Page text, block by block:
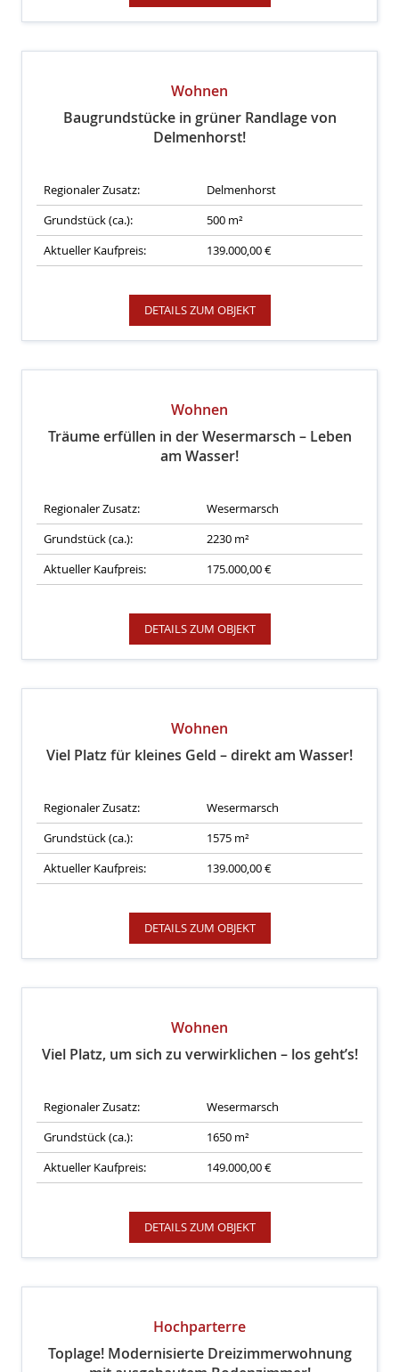
Wohnen
Baugrundstücke in grüner Randlage von
Delmenhorst!
Regionaler Zusatz:
Delmenhorst
Grundstück (ca.):
500 m²
Aktueller Kaufpreis:
139.000,00 €
DETAILS ZUM OBJEKT
Wohnen
Träume erfüllen in der Wesermarsch – Leben
am Wasser!
Regionaler Zusatz:
Wesermarsch
Grundstück (ca.):
2230 m²
Aktueller Kaufpreis:
175.000,00 €
DETAILS ZUM OBJEKT
Wohnen
Viel Platz für kleines Geld – direkt am Wasser!
Regionaler Zusatz:
Wesermarsch
Grundstück (ca.):
1575 m²
Aktueller Kaufpreis:
139.000,00 €
DETAILS ZUM OBJEKT
Wohnen
Viel Platz, um sich zu verwirklichen – los geht’s!
Regionaler Zusatz:
Wesermarsch
Grundstück (ca.):
1650 m²
Aktueller Kaufpreis:
149.000,00 €
DETAILS ZUM OBJEKT
Hochparterre
Toplage! Modernisierte Dreizimmerwohnung